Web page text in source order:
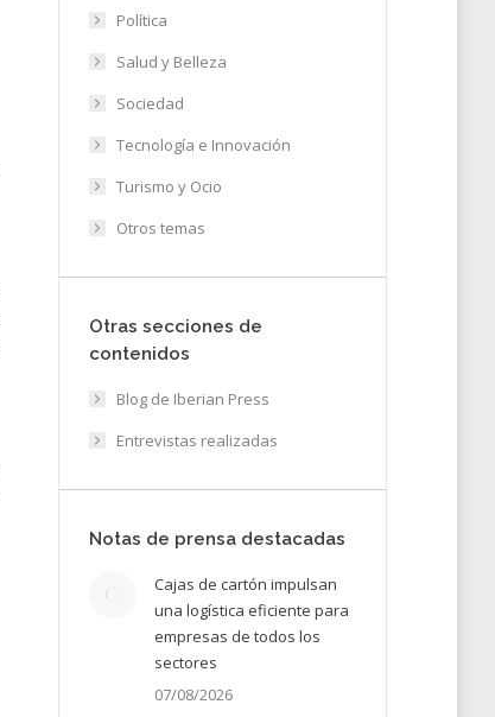
Política
Salud y Belleza
Sociedad
Tecnología e Innovación
Turismo y Ocio
Otros temas
Otras secciones de
contenidos
Blog de Iberian Press
Entrevistas realizadas
Notas de prensa destacadas
Cajas de cartón impulsan
una logística eficiente para
empresas de todos los
sectores
07/08/2026